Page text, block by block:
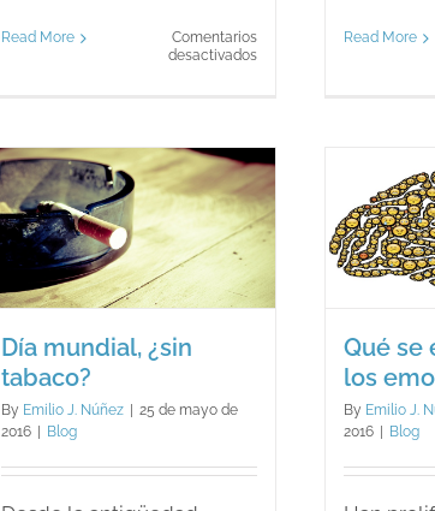
Read More
Comentarios
desactivadosen
Read More
Día mundial, ¿sin
tabaco?
By Emilio J. Núñez
25 de mayo de
2016
Blog
Qué se esconde
bajo los
emoticonos
Blog
Qué se
los
By Emilio J.
2016
Blog